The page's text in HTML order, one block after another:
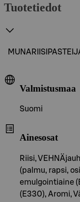
Tuotetiedot
Valmistusmaa
Suomi
Ainesosat
Riisi,
(palmu, rapsi,
emulgointiaine
(E330), Aromi,